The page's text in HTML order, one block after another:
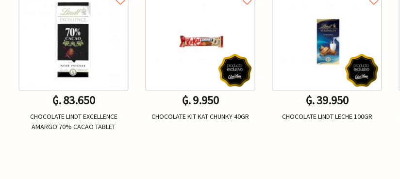
₲. 83.650
CHOCOLATE LINDT EXCELLENCE
AMARGO 70% CACAO TABLET
₲. 9.950
CHOCOLATE KIT KAT CHUNKY 40GR
₲. 39.950
CHOCOLATE LINDT LECHE 100GR